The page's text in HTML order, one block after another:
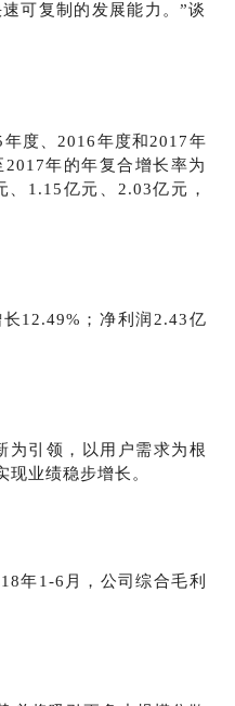
可复制的发展能力。”谈
度、2016年度和2017年
年的年复合增长率为
1.15亿元、2.03亿元，
12.49%； 净利润 2.43亿
为引领，以用户需求为根
业绩稳步增长。
年1-6月，公司综合毛利